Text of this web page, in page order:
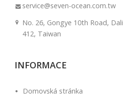
service@seven-ocean.com.tw
No. 26, Gongye 10th Road,
412, Taiwan
INFORMACE
Domovská stránka